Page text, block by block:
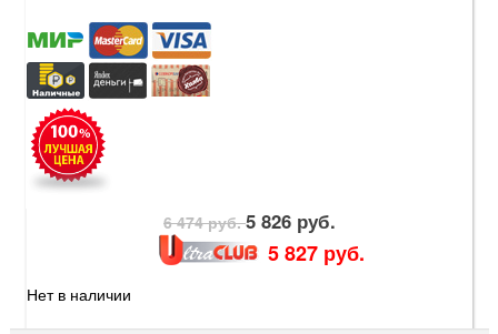
6 474 руб.5 826 руб.
5 827 руб.
Нет в наличии